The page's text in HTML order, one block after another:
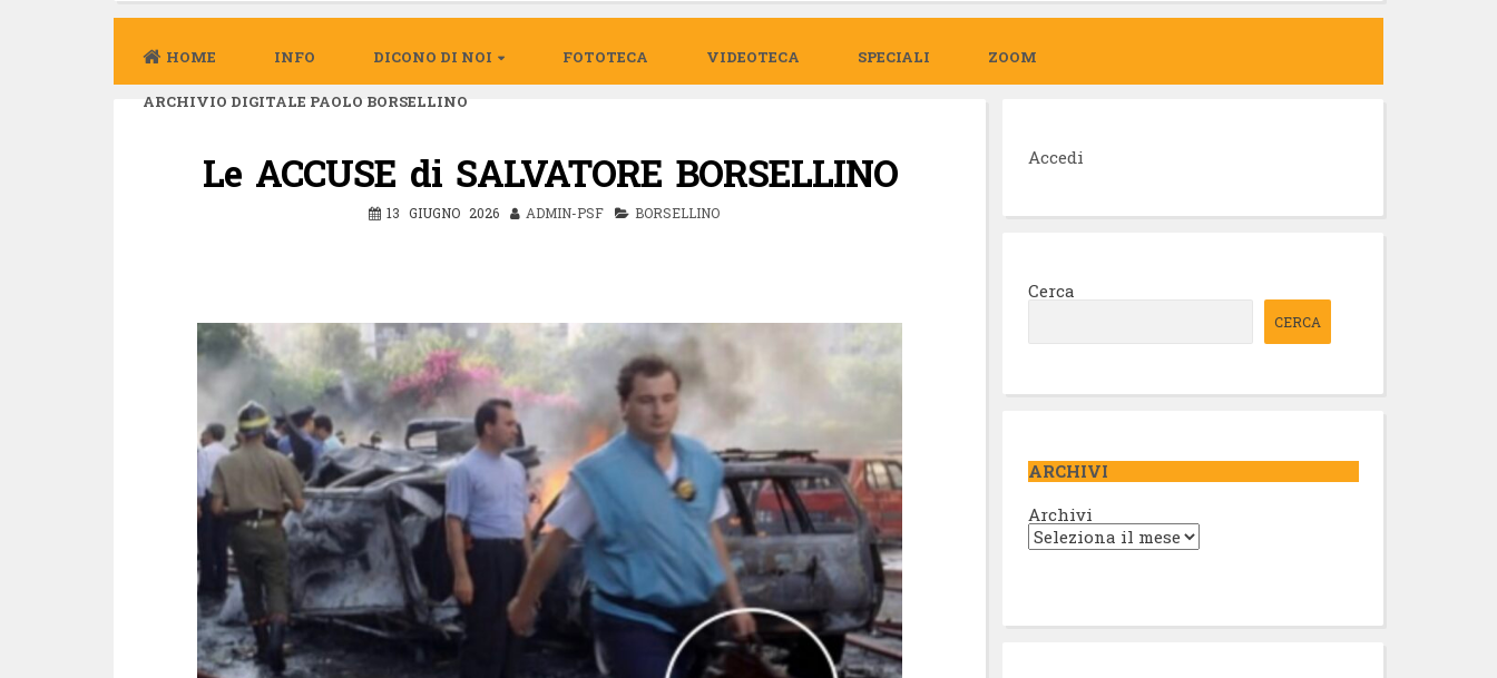
HOME INFO DICONO DI NOI FOTOTECA VIDEOTECA SPECIALI ZOOM
ARCHIVIO DIGITALE PAOLO BORSELLINO
Le ACCUSE di SALVATORE BORSELLINO
13 GIUGNO 2026 ADMIN-PSF BORSELLINO
Accedi
Cerca
CERCA
ARCHIVI
Archivi